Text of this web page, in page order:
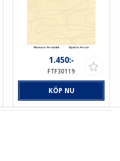
1.450:-
FTF30119
KÖP NU